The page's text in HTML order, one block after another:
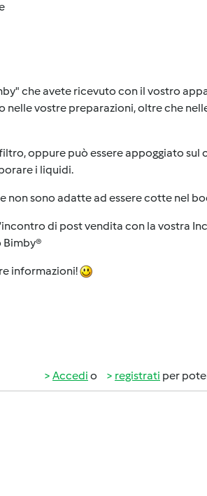
che avete ricevuto con il vostro
vostre preparazioni, oltre che
oppure può essere appoggiato sul
i liquidi.
non sono adatte ad essere cotte nel
di post vendita con la vostra
Bimby®
informazioni!
Accedi o registrati per